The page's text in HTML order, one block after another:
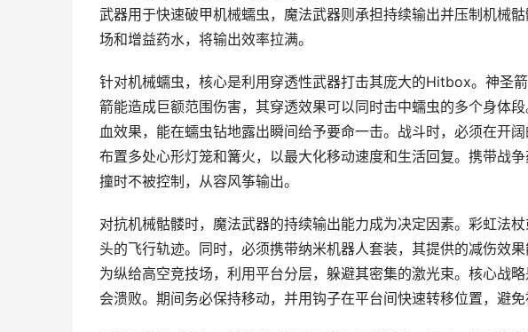
武器用于快速破甲机械蠕虫，魔法武器则承担持续输出并压制机械
场和增益药水，将输出效率拉满。
针对机械蠕虫，核心是利用穿透性武器打击其庞大的Hitbox。神圣
箭能造成巨额范围伤害，其穿透效果可以同时击中蠕虫的多个身体
血效果，能在蠕虫钻地露出瞬间给予要命一击。战斗时，必须在开
布置多处心形灯笼和篝火，以最大化移动速度和生活回复。携带战
撞时不被控制，从容风筝输出。
对抗机械骷髅时，魔法武器的持续输出能力成为决定因素。彩虹法
头的飞行轨迹。同时，必须携带纳米机器人套装，其提供的减伤效
为纵给高空竞技场，利用平台分层，躲避其密集的激光束。核心战
会溃败。期间务必保持移动，并用钩子在平台间快速转移位置，避免